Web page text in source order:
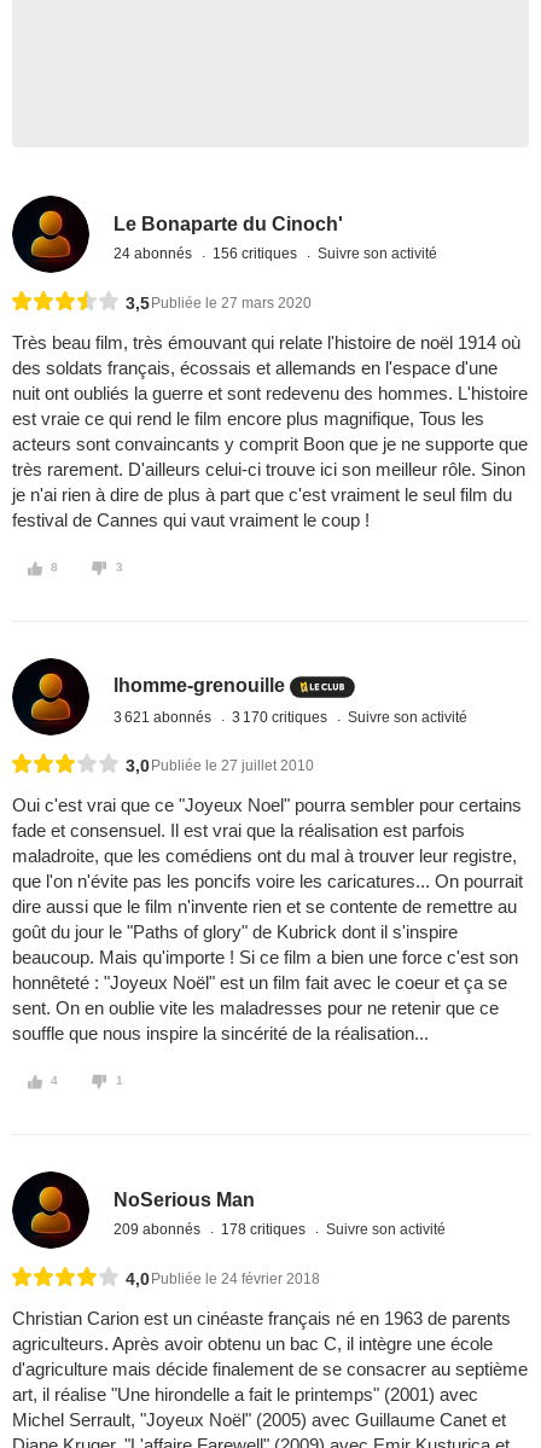
Le Bonaparte du Cinoch'
24 abonnés 156 critiques Suivre son activité
3,5 Publiée le 27 mars 2020
Très beau film, très émouvant qui relate l'histoire de noël 1914 où
des soldats français, écossais et allemands en l'espace d'une
nuit ont oubliés la guerre et sont redevenu des hommes. L'histoire
est vraie ce qui rend le film encore plus magnifique, Tous les
acteurs sont convaincants y comprit Boon que je ne supporte que
très rarement. D'ailleurs celui-ci trouve ici son meilleur rôle. Sinon
je n'ai rien à dire de plus à part que c'est vraiment le seul film du
festival de Cannes qui vaut vraiment le coup !
8 3
lhomme-grenouille
3 621 abonnés 3 170 critiques Suivre son activité
3,0 Publiée le 27 juillet 2010
Oui c'est vrai que ce "Joyeux Noel" pourra sembler pour certains
fade et consensuel. Il est vrai que la réalisation est parfois
maladroite, que les comédiens ont du mal à trouver leur registre,
que l'on n'évite pas les poncifs voire les caricatures... On pourrait
dire aussi que le film n'invente rien et se contente de remettre au
goût du jour le "Paths of glory" de Kubrick dont il s'inspire
beaucoup. Mais qu'importe ! Si ce film a bien une force c'est son
honnêteté : "Joyeux Noël" est un film fait avec le coeur et ça se
sent. On en oublie vite les maladresses pour ne retenir que ce
souffle que nous inspire la sincérité de la réalisation...
4 1
NoSerious Man
209 abonnés 178 critiques Suivre son activité
4,0 Publiée le 24 février 2018
Christian Carion est un cinéaste français né en 1963 de parents
agriculteurs. Après avoir obtenu un bac C, il intègre une école
d'agriculture mais décide finalement de se consacrer au septième
art, il réalise "Une hirondelle a fait le printemps" (2001) avec
Michel Serrault, "Joyeux Noël" (2005) avec Guillaume Canet et